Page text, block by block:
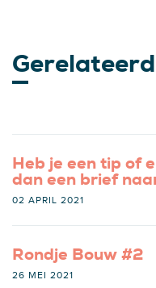
Heb je een tip of
dan een brief
02 APRIL 2021
Rondje Bouw #2
26 MEI 2021